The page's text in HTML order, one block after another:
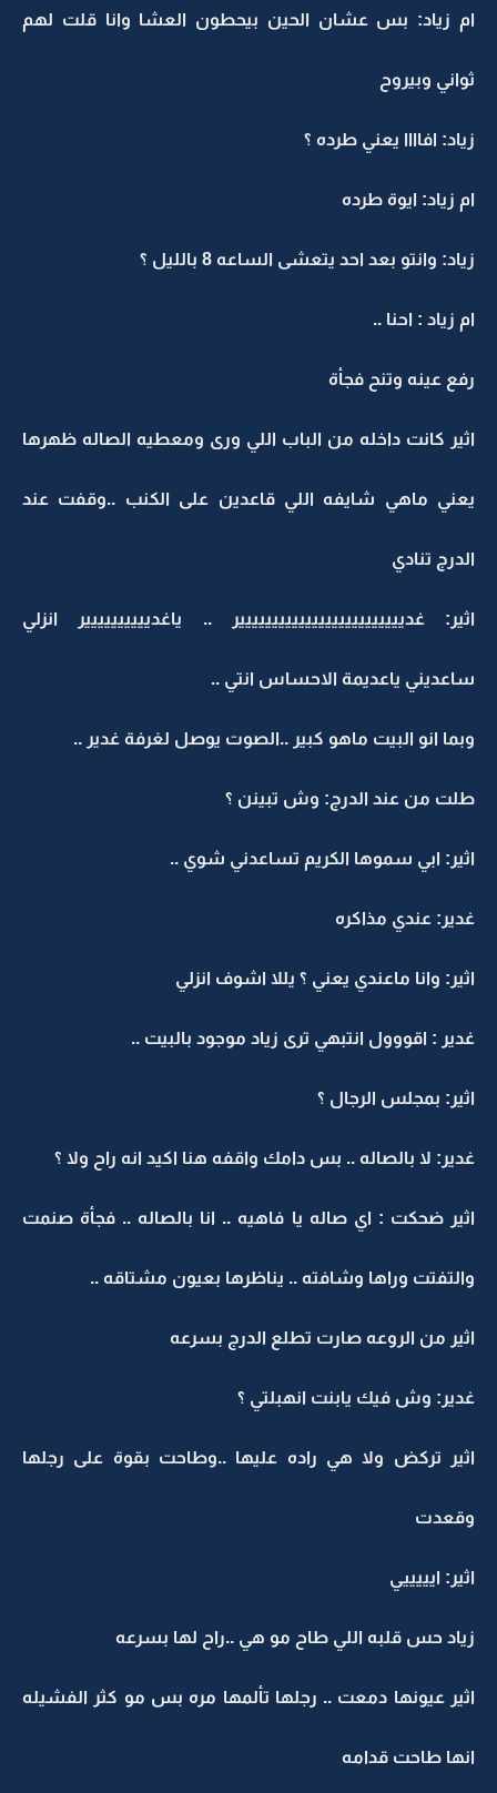
ام زياد: بس عشان الحين بيحطون العشا وانا قلت لهم
ثواني وبيروح
زياد: افاااا يعني طرده ؟
ام زياد: ايوة طرده
زياد: وانتو بعد احد يتعشى الساعه 8 بالليل ؟
ام زياد : احنا ..
رفع عينه وتنح فجأة
اثير كانت داخله من الباب اللي ورى ومعطيه الصاله ظهرها
يعني ماهي شايفه اللي قاعدين على الكنب ..وقفت عند
الدرج تنادي
اثير: غدييييييييييييييييييييييييير .. ياغديييييييييير انزلي
ساعديني ياعديمة الاحساس انتي ..
وبما انو البيت ماهو كبير ..الصوت يوصل لغرفة غدير ..
طلت من عند الدرج: وش تبينن ؟
اثير: ابي سموها الكريم تساعدني شوي ..
غدير: عندي مذاكره
اثير: وانا ماعندي يعني ؟ يللا اشوف انزلي
غدير : اقووول انتبهي ترى زياد موجود بالبيت ..
اثير: بمجلس الرجال ؟
غدير: لا بالصاله .. بس دامك واقفه هنا اكيد انه راح ولا ؟
اثير ضحكت : اي صاله يا فاهيه .. انا بالصاله .. فجأة صنمت
والتفتت وراها وشافته .. يناظرها بعيون مشتاقه ..
اثير من الروعه صارت تطلع الدرج بسرعه
غدير: وش فيك يابنت انهبلتي ؟
اثير تركض ولا هي راده عليها ..وطاحت بقوة على رجلها
وقعدت
اثير: ايييييي
زياد حس قلبه اللي طاح مو هي ..راح لها بسرعه
اثير عيونها دمعت .. رجلها تألمها مره بس مو كثر الفشيله
انها طاحت قدامه